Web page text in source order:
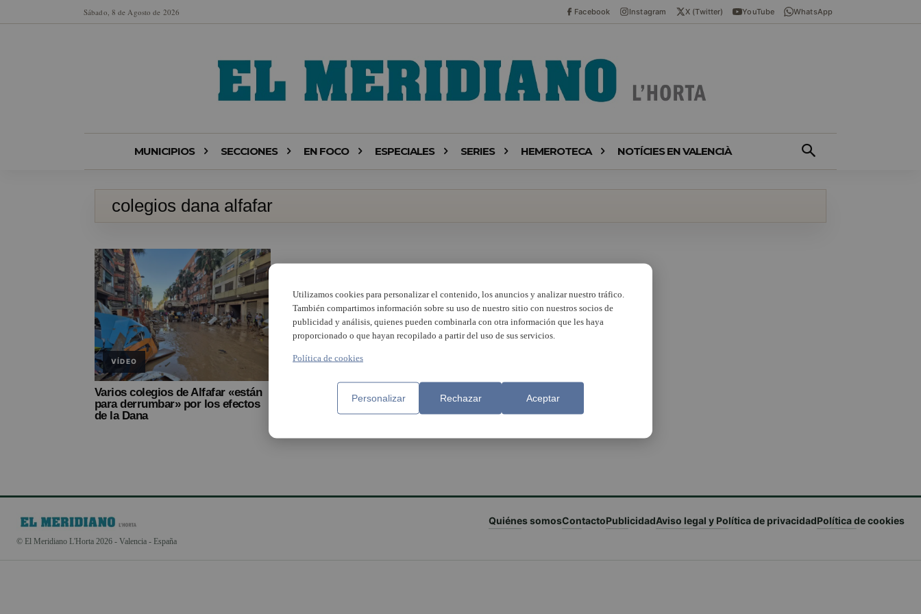
Sábado, 8 de Agosto de 2026 Facebook Instagram X (Twitter) YouTube WhatsApp
MUNICIPIOS SECCIONES EN FOCO ESPECIALES SERIES HEMEROTECA NOTÍCIES EN VALENCIÀ
colegios dana alfafar
VÍDEO
Varios colegios de Alfafar «están
para derrumbar» por los efectos
de la Dana
© El Meridiano L'Horta 2026 - Valencia - España
Quiénes somosContactoPublicidadAviso legal y Política de privacidadPolítica de cookies
Utilizamos cookies para personalizar el contenido, los anuncios y analizar nuestro tráfico.
También compartimos información sobre su uso de nuestro sitio con nuestros socios de
publicidad y análisis, quienes pueden combinarla con otra información que les haya
proporcionado o que hayan recopilado a partir del uso de sus servicios.
Política de cookies
Personalizar Rechazar Aceptar